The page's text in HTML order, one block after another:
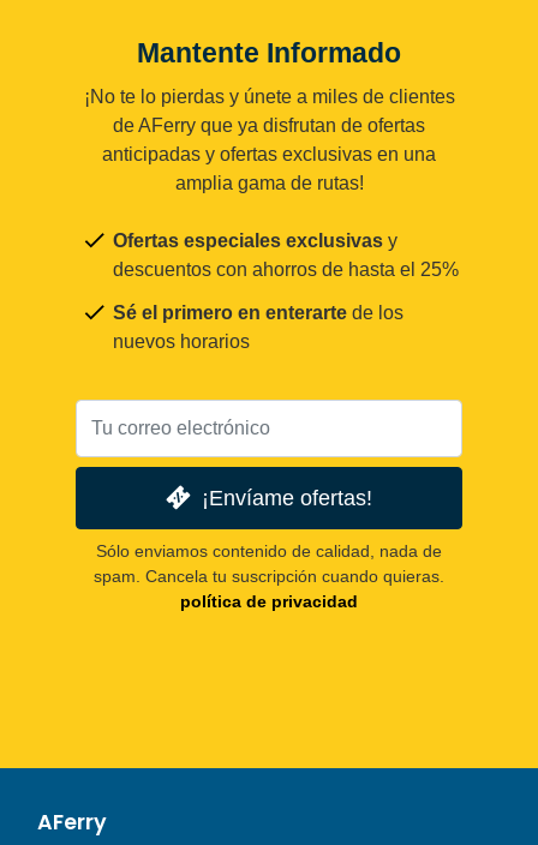
Mantente Informado
¡No te lo pierdas y únete a miles de clientes
de AFerry que ya disfrutan de ofertas
anticipadas y ofertas exclusivas en una
amplia gama de rutas!
Ofertas especiales exclusivas y
descuentos con ahorros de hasta el 25%
Sé el primero en enterarte de los
nuevos horarios
¡Envíame ofertas!
Sólo enviamos contenido de calidad, nada de
spam. Cancela tu suscripción cuando quieras.
política de privacidad
AFerry